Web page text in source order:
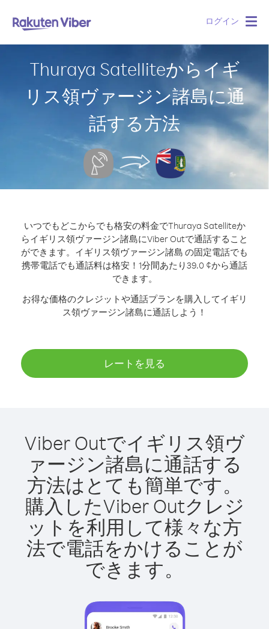
ログイン
Thuraya Satelliteからイギ
リス領ヴァージン諸島に通
話する方法
いつでもどこからでも格安の料金でThuraya Satelliteか
らイギリス領ヴァージン諸島にViber Outで通話すること
ができます。 イギリス領ヴァージン諸島 の固定電話でも
携帯電話でも通話料は格安！1分間あたり39.0 ¢から通話
できます。
お得な価格のクレジットや通話プランを購入してイギリ
ス領ヴァージン諸島に通話しよう！
レートを見る
Viber Outでイギリス領ヴ
ァージン諸島に通話する
方法はとても簡単です。
購入したViber Outクレジ
ットを利用して様々な方
法で電話をかけることが
できます。